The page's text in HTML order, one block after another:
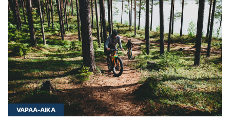
VAPAA-AIKA